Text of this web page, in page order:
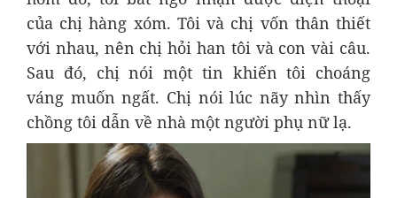
của chị hàng xóm. Tôi và chị vốn thân thiết
với nhau, nên chị hỏi han tôi và con vài câu.
Sau đó, chị nói một tin khiến tôi choáng
váng muốn ngất. Chị nói lúc nãy nhìn thấy
chồng tôi dẫn về nhà một người phụ nữ lạ.